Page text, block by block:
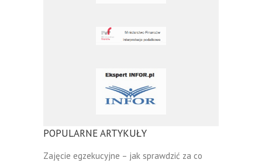
POPULARNE ARTYKUŁY
Zajęcie egzekucyjne – jak sprawdzić za co